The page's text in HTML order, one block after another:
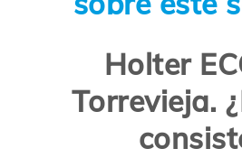
Holter
Torrevieja.